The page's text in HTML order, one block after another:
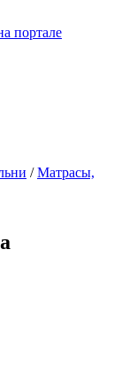
портале
/Матрасы,